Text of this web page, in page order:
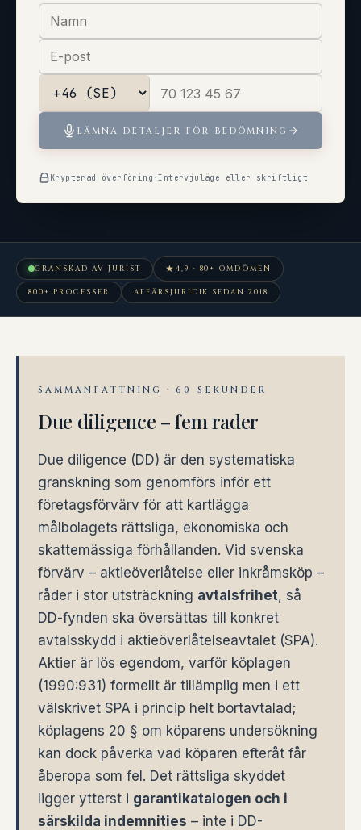
LÄMNA DETALJER FÖR BEDÖMNING
Krypterad överföring ·Intervjuläge eller skriftligt
GRANSKAD AV JURIST ★ 4,9 · 80+ OMDÖMEN
800+ PROCESSER AFFÄRSJURIDIK SEDAN 2018
SAMMANFATTNING · 60 SEKUNDER
Due diligence – fem rader
Due diligence (DD) är den systematiska
granskning som genomförs inför ett
företagsförvärv för att kartlägga
målbolagets rättsliga, ekonomiska och
skattemässiga förhållanden. Vid svenska
förvärv – aktieöverlåtelse eller inkråmsköp –
råder i stor utsträckning avtalsfrihet, så
DD-fynden ska översättas till konkret
avtalsskydd i aktieöverlåtelseavtalet (SPA).
Aktier är lös egendom, varför köplagen
(1990:931) formellt är tillämplig men i ett
välskrivet SPA i princip helt bortavtalad;
köplagens 20 § om köparens undersökning
kan dock påverka vad köparen efteråt får
åberopa som fel. Det rättsliga skyddet
ligger ytterst i garantikatalogen och i
särskilda indemnities – inte i DD-